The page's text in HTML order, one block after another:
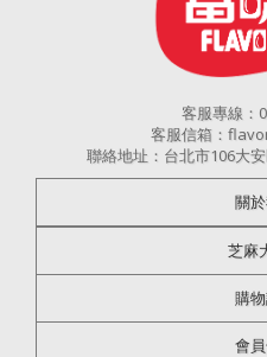
客服專線：
客服信箱：
聯絡地址：台北市106大
關
芝麻
購
會